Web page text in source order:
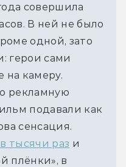
совершила
В ней не было
одной, зато
герои сами
на камеру.
рекламную
подавали как
сенсация.
тысячи раз и
плёнки», в